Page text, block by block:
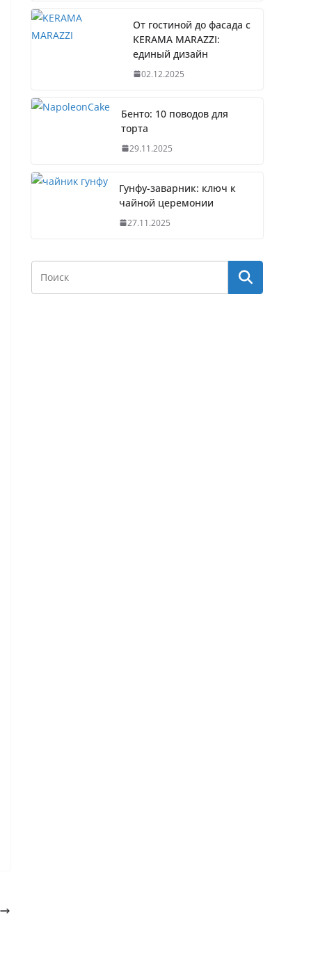
От гостиной до фасада с
KERAMA MARAZZI:
единый дизайн
02.12.2025
Бенто: 10 поводов для
торта
29.11.2025
Гунфу-заварник: ключ к
чайной церемонии
27.11.2025